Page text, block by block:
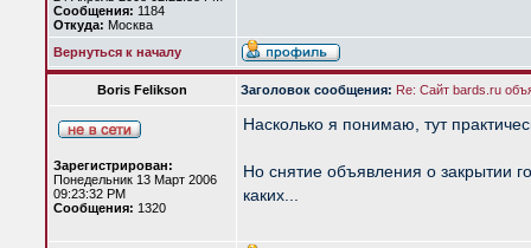
Сообщения: 1184
Откуда: Москва
Вернуться к началу
Boris Felikson Заголовок сообщения: Re: Сайт bards.ru
Зарегистрирован:
Понедельник 13 Март 2006
09:23:32 PM
Сообщения: 1320
Насколько я понимаю, тут
Но снятие объявления о закрытии
каких...